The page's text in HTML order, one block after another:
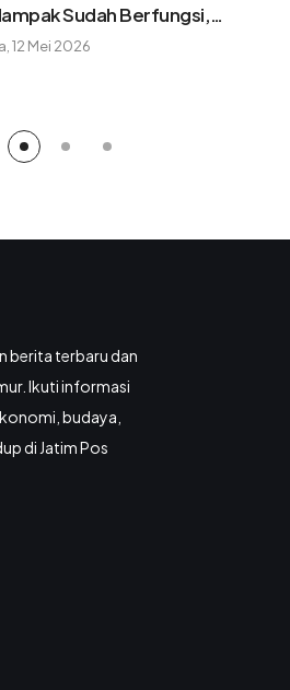
Sudah Berfungsi,
dan Logistik
12 Mei 2026
berita terbaru dan
Ikuti informasi
budaya,
di Jatim Pos